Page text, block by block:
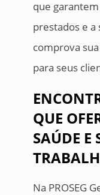
que
prestados e a
comprova
para seus
QUE
SAÚDE E
Na PROSEG